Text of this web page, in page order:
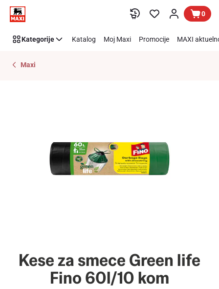
Preskoči link 0
Kategorije Katalog Moj Maxi Promocije MAXI
Maxi
Kese za smece Green life
Fino 60l/10 kom